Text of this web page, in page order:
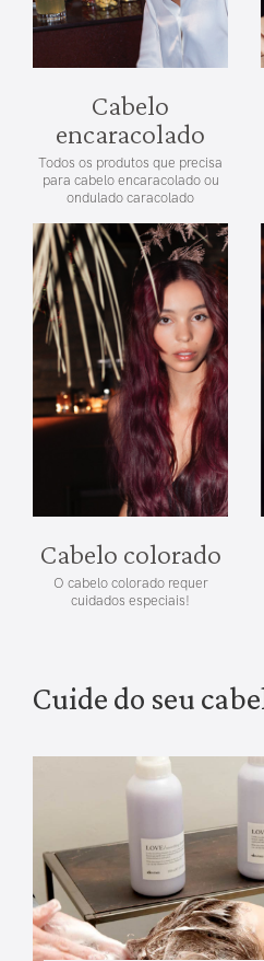
Cabelo
encaracolado
Todos os produtos que precisa
para cabelo encaracolado ou
ondulado caracolado
Cabelo colorado
O cabelo colorado requer
cuidados especiais!
Cuide do seu